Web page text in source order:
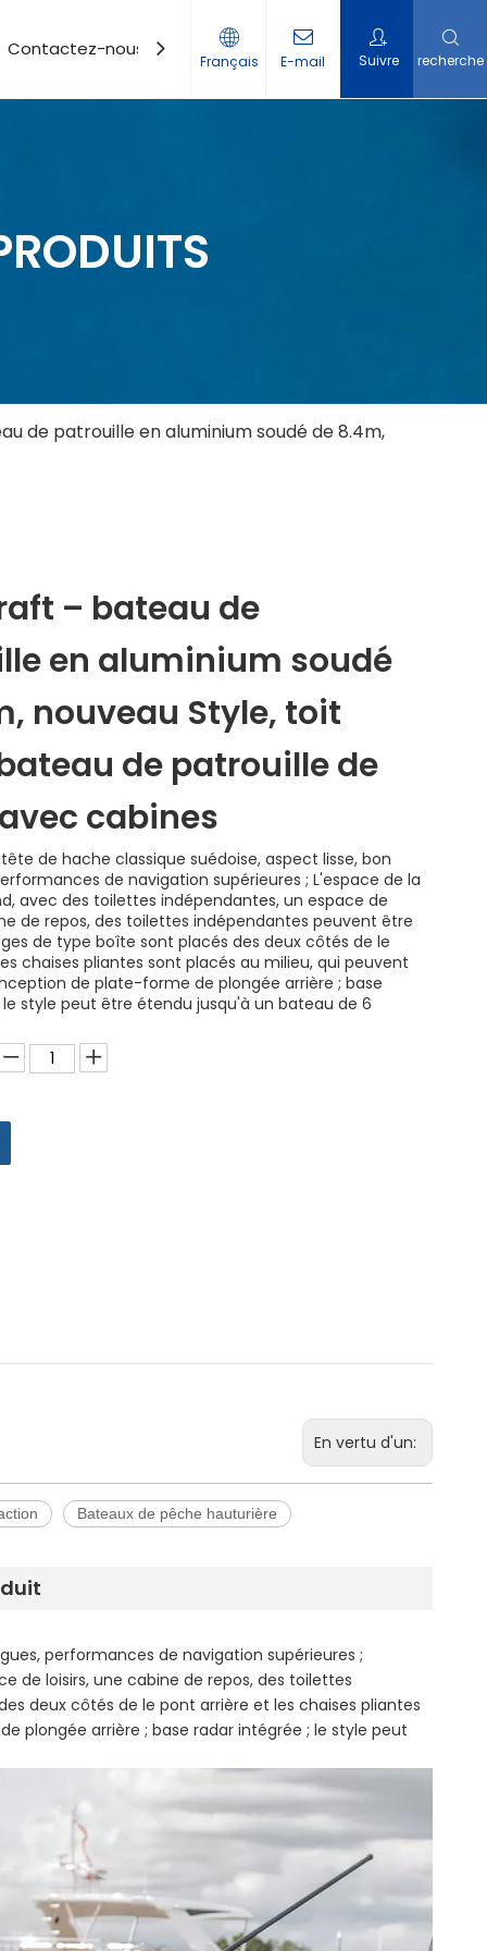
Contactez-nous
Français E-mail Suivre recherche
de patrouille en aluminium soudé de 8.4m,
– bateau de
en aluminium soudé
nouveau Style, toit
de patrouille de
cabines
de hache classique suédoise, aspect lisse, bon
de navigation supérieures ; L'espace de la
avec des toilettes indépendantes, un espace de
de repos, des toilettes indépendantes peuvent être
de type boîte sont placés des deux côtés de le
chaises pliantes sont placés au milieu, qui peuvent
de plate-forme de plongée arrière ; base
style peut être étendu jusqu'à un bateau de 6
En vertu d'un:
Bateaux de pêche hauturière
performances de navigation supérieures ;
de loisirs, une cabine de repos, des toilettes
deux côtés de le pont arrière et les chaises pliantes
plongée arrière ; base radar intégrée ; le style peut